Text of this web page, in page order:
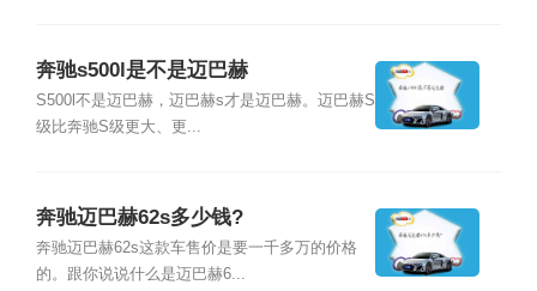
奔驰s500l是不是迈巴赫
S500l不是迈巴赫，迈巴赫s才是迈巴赫。迈巴赫S
级比奔驰S级更大、更...
奔驰迈巴赫62s多少钱?
奔驰迈巴赫62s这款车售价是要一千多万的价格
的。跟你说说什么是迈巴赫6...